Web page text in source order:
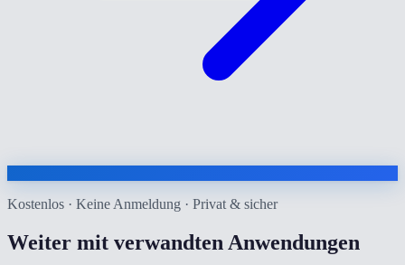
Kostenlos · Keine Anmeldung · Privat & sicher
Weiter mit verwandten Anwendungen